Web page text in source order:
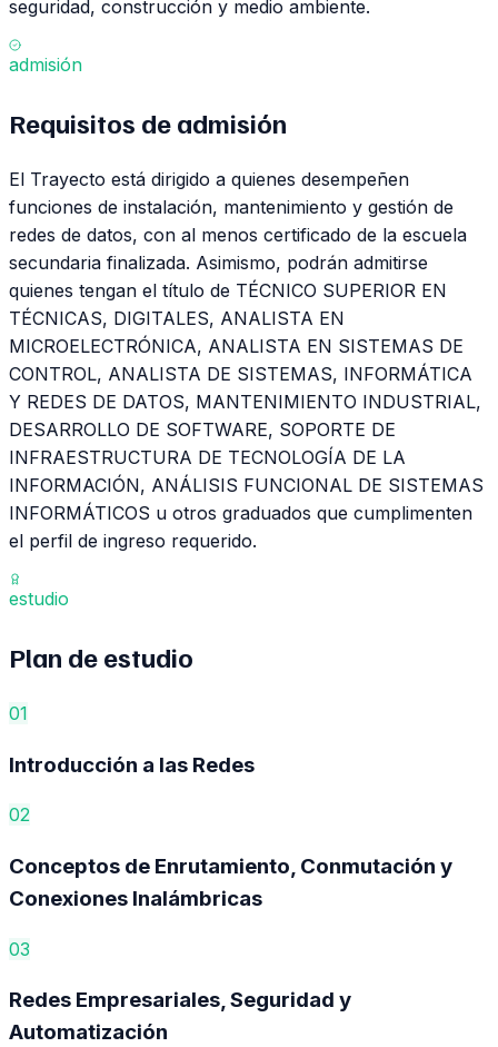
seguridad, construcción y medio ambiente.
admisión
Requisitos de admisión
El Trayecto está dirigido a quienes desempeñen
funciones de instalación, mantenimiento y gestión de
redes de datos, con al menos certificado de la escuela
secundaria finalizada. Asimismo, podrán admitirse
quienes tengan el título de TÉCNICO SUPERIOR EN
TÉCNICAS, DIGITALES, ANALISTA EN
MICROELECTRÓNICA, ANALISTA EN SISTEMAS DE
CONTROL, ANALISTA DE SISTEMAS, INFORMÁTICA
Y REDES DE DATOS, MANTENIMIENTO INDUSTRIAL,
DESARROLLO DE SOFTWARE, SOPORTE DE
INFRAESTRUCTURA DE TECNOLOGÍA DE LA
INFORMACIÓN, ANÁLISIS FUNCIONAL DE SISTEMAS
INFORMÁTICOS u otros graduados que cumplimenten
el perfil de ingreso requerido.
estudio
Plan de estudio
01
Introducción a las Redes
02
Conceptos de Enrutamiento, Conmutación y
Conexiones Inalámbricas
03
Redes Empresariales, Seguridad y
Automatización